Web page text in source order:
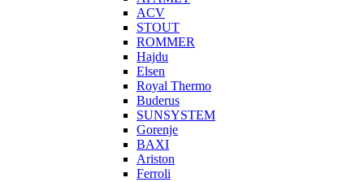
ACV
STOUT
ROMMER
Hajdu
Elsen
Royal Thermo
Buderus
SUNSYSTEM
Gorenje
BAXI
Ariston
Ferroli